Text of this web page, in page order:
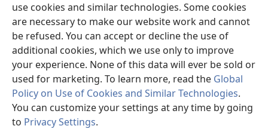
use cookies and similar technologies. Some cookies
are necessary to make our website work and cannot
be refused. You can accept or decline the use of
additional cookies, which we use only to improve
your experience. None of this data will ever be sold or
used for marketing. To learn more, read the Global
Policy on Use of Cookies and Similar Technologies.
You can customize your settings at any time by going
to Privacy Settings.
window)Watchtower KIBĪKO PA ENTELENETE
(opens
new
window)JW Hub ®
(opens
new
window)
Copyright© 2026 Watch Tower Bible and Tract Society of Pennsylvania.
BIJILA BYA MWINGIDIJIJO